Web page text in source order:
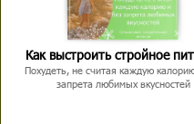
Как выстроить стройное
Похудеть, не считая каждую
запрета любимых вкусностей